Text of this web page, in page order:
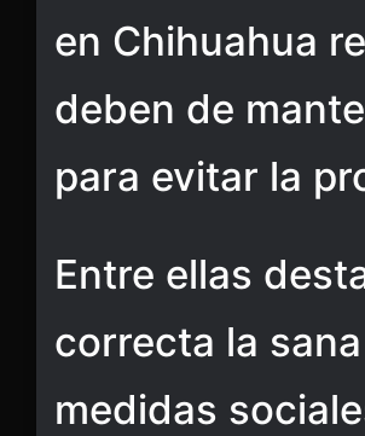
en Chihuahua
deben de
para evitar la
Entre ellas
correcta la
medidas